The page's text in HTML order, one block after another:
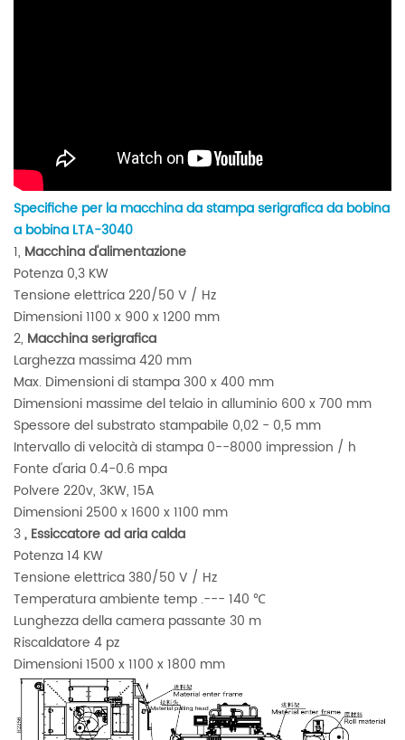
Specifiche per la macchina da stampa serigrafica da bobina
a bobina LTA-3040
1, Macchina d'alimentazione
Potenza 0,3 KW
Tensione elettrica 220/50 V / Hz
Dimensioni 1100 x 900 x 1200 mm
2, Macchina serigrafica
Larghezza massima 420 mm
Max. Dimensioni di stampa 300 x 400 mm
Dimensioni massime del telaio in alluminio 600 x 700 mm
Spessore del substrato stampabile 0,02 - 0,5 mm
Intervallo di velocità di stampa 0--8000 impression / h
Fonte d'aria 0.4-0.6 mpa
Polvere 220v, 3KW, 15A
Dimensioni 2500 x 1600 x 1100 mm
3, Essiccatore ad aria calda
Potenza 14 KW
Tensione elettrica 380/50 V / Hz
Temperatura ambiente temp .--- 140 ℃
Lunghezza della camera passante 30 m
Riscaldatore 4 pz
Dimensioni 1500 x 1100 x 1800 mm